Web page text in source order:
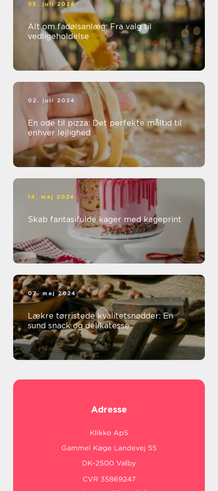
05. juli 2024
Alt om fadølsanlæg: Fra valg til
vedligeholdelse
02. juli 2024
En ode til pizza: Det perfekte måltid til
enhver lejlighed
14. maj 2024
Skab fantasifulde kager med kageprint
07. maj 2024
Lækre tørristede kvalitetsnødder: En
sund snack og delikatesse
Adresse